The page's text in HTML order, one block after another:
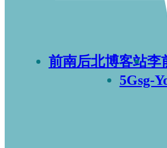
前南后北博客站李
5Gsg-